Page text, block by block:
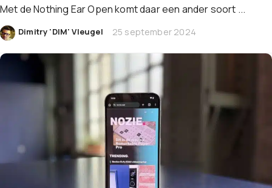
Met de Nothing Ear Open komt daar een ander soort ...
Dimitry 'DIM' Vleugel 25 september 2024